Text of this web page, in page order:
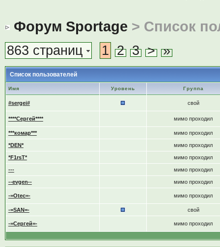
Форум Sportage > Список
863 страниц 1 2 3 > »
Список пользователей
Имя Уровень Группа
#sergei# свой
****Сергей**** мимо проходил
***комар*** мимо проходил
*DEN* мимо проходил
*F1rsT* мимо проходил
--- мимо проходил
--evgen-- мимо проходил
-=Otec=- мимо проходил
-=SAN=- свой
-=Сергей=- мимо проходил